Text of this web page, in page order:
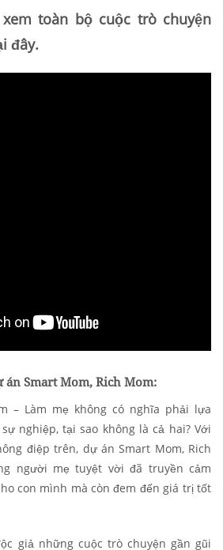
toàn bộ cuộc trò chuyện
đây.
Smart Mom, Rich Mom:
– Làm mẹ không có nghĩa phải lựa
nghiệp, tại sao không là cả hai? Với
điệp trên, dự án Smart Mom, Rich
người mẹ tuyệt vời đã truyền cảm
con mình mà còn đem đến giá trị tốt
giả những cuộc trò chuyện gần gũi